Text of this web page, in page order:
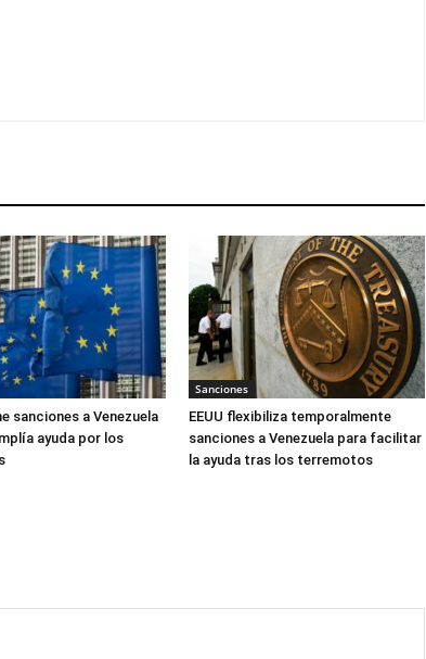
sanciones a Venezuela
ayuda por los
Sanciones
EEUU flexibiliza temporalmente
sanciones a Venezuela para facilitar
la ayuda tras los terremotos